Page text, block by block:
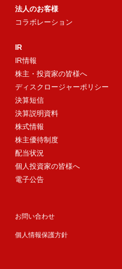
法人のお客様
コラボレーション
IR
IR情報
株主・投資家の皆様へ
ディスクロージャーポリシー
決算短信
決算説明資料
株式情報
株主優待制度
配当状況
個人投資家の皆様へ
電子公告
お問い合わせ
個人情報保護方針